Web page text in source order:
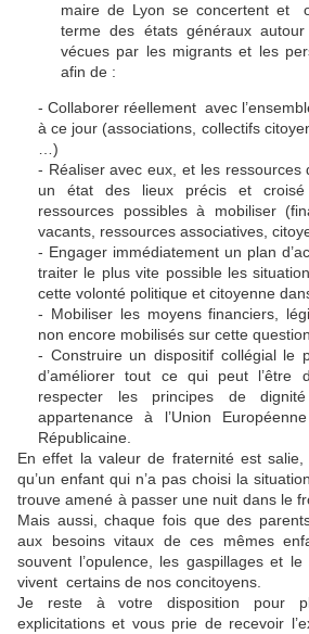
maire de Lyon se concertent et
terme des états généraux
vécues par les migrants et les
afin de :
- Collaborer réellement avec
à ce jour (associations, collectifs
…)
- Réaliser avec eux, et les ressources
un état des lieux précis et
ressources possibles à mobiliser
vacants, ressources associatives,
- Engager immédiatement un plan
traiter le plus vite possible les
cette volonté politique et citoyenne
- Mobiliser les moyens financiers,
non encore mobilisés sur cette question.
- Construire un dispositif collégial le
d’améliorer tout ce qui peut
respecter les principes de
appartenance à l’Union
Républicaine.
En effet la valeur de fraternité est
qu’un enfant qui n’a pas choisi la
trouve amené à passer une nuit dans le
Mais aussi, chaque fois que des
aux besoins vitaux de ces mêmes
souvent l’opulence, les gaspillages et
vivent certains de nos concitoyens.
Je reste à votre disposition pour
explicitations et vous prie de recevoir